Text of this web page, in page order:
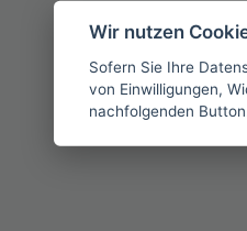
Wir nutzen
Sofern Sie Ihre
von Einwilligungen,
nachfolgenden